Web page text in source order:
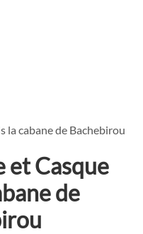
la cabane de Bachebirou
et Casque
de